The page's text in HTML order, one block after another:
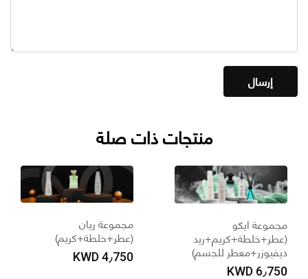
منتجات ذات صلة
ايكو
للجسم)
KWD
مجموعة ريان
(عطر+خلطة+كريم)
4٫750KWD